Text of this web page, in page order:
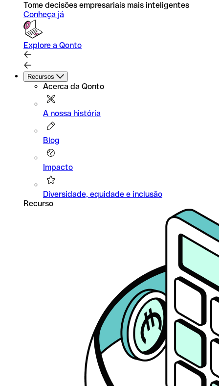
Tome decisões empresariais mais inteligentes
Conheça já
Explore a Qonto
Recursos
Acerca da Qonto
A nossa história
Blog
Impacto
Diversidade, equidade e inclusão
Recurso